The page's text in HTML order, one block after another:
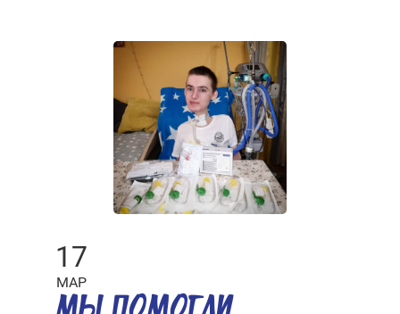
17
МАР